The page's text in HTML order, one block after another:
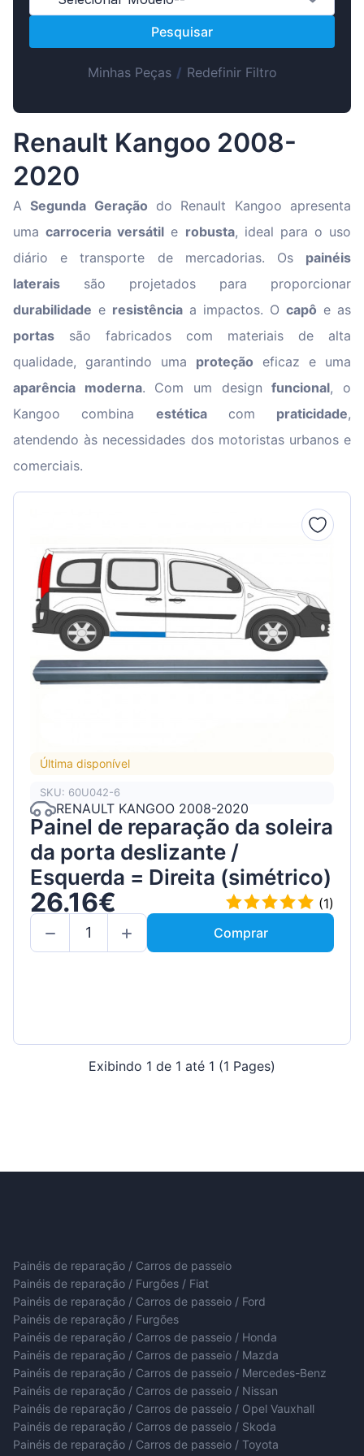
Suomen
Magyar
Slovenian
Latvian
Pesquisar
Minhas Peças/ Redefinir Filtro
Renault Kangoo 2008-
2020
ASegunda Geração do Renault Kangoo apresenta
umacarroceria versátil e robusta, ideal para o uso
diário e transporte de mercadorias. Os painéis
laterais são projetados para proporcionar
durabilidade e resistência a impactos. O capô e as
portas são fabricados com materiais de alta
qualidade, garantindo uma proteção eficaz e uma
aparência moderna. Com um designfuncional, o
Kangoo combina estéticacom praticidade,
atendendo às necessidades dos motoristas urbanos e
comerciais.
Última disponível
SKU: 60U042-6
RENAULT KANGOO 2008-2020
Painel de reparação da soleira
da porta deslizante /
Esquerda = Direita (simétrico)
26.16€
(1)
Comprar
Exibindo 1 de 1 até 1 (1 Pages)
Painéis de reparação / Carros de passeio
Painéis de reparação / Furgões / Fiat
Painéis de reparação / Carros de passeio / Ford
Painéis de reparação / Furgões
Painéis de reparação / Carros de passeio / Honda
Painéis de reparação / Carros de passeio / Mazda
Painéis de reparação / Carros de passeio / Mercedes-Benz
Painéis de reparação / Carros de passeio / Nissan
Painéis de reparação / Carros de passeio / Opel Vauxhall
Painéis de reparação / Carros de passeio / Skoda
Painéis de reparação / Carros de passeio / Toyota